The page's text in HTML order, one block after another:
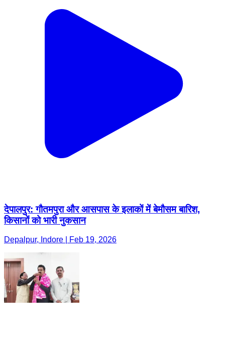
देपालपुर: गौतमपुरा और आसपास के इलाकों में बेमौसम बारिश,
किसानों को भारी नुकसान
Depalpur, Indore | Feb 19, 2026